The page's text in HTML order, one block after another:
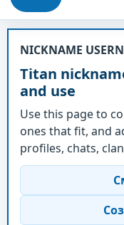
Ник - Titan
NICKNAME
Titan
and use
Use this page to
ones that fit, and
profiles, chats,